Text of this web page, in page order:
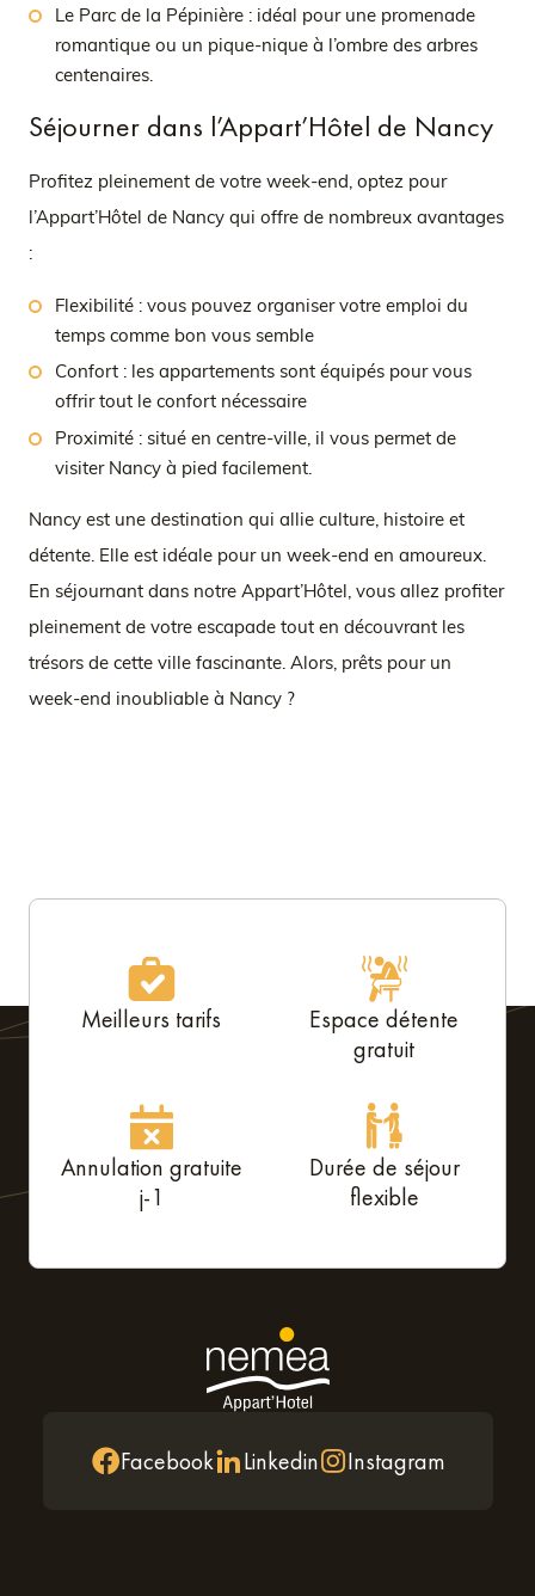
Le Parc de la Pépinière : idéal pour une promenade
romantique ou un pique-nique à l’ombre des arbres
centenaires.
Séjourner dans l’Appart’Hôtel de Nancy
Profitez pleinement de votre week-end, optez pour
l’Appart’Hôtel de Nancy qui offre de nombreux avantages
:
Flexibilité : vous pouvez organiser votre emploi du
temps comme bon vous semble
Confort : les appartements sont équipés pour vous
offrir tout le confort nécessaire
Proximité : situé en centre-ville, il vous permet de
visiter Nancy à pied facilement.
Nancy est une destination qui allie culture, histoire et
détente. Elle est idéale pour un week-end en amoureux.
En séjournant dans notre Appart’Hôtel, vous allez profiter
pleinement de votre escapade tout en découvrant les
trésors de cette ville fascinante. Alors, prêts pour un
week-end inoubliable à Nancy ?
Meilleurs tarifs
Espace détente
gratuit
Annulation gratuite
j-1
Durée de séjour
flexible
Facebook Linkedin Instagram